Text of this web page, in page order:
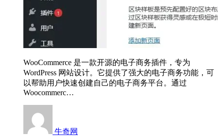
WooCommerce 是一款开源的电子商务插件，专为
WordPress 网站设计。它提供了强大的电子商务功能，可
以帮助用户快速创建自己的电子商务平台。通过
Woocommerc…
牛奇网